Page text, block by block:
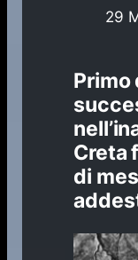
29
Primo
Creta
di